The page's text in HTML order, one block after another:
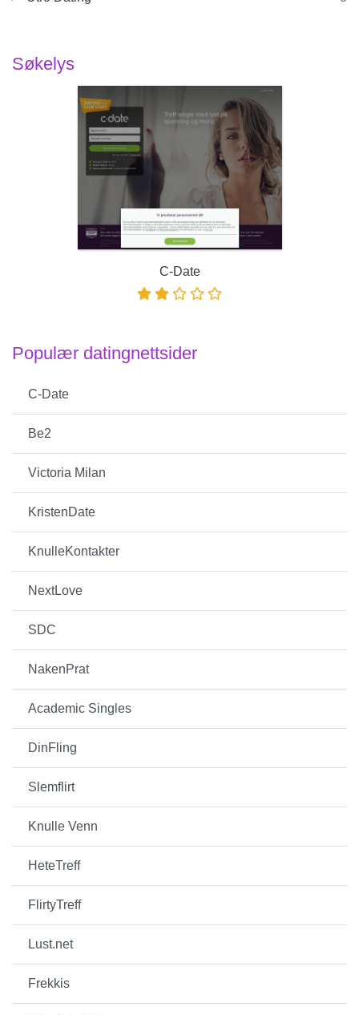
Søkelys
C-Date
Populær datingnettsider
C-Date
Be2
Victoria Milan
KristenDate
KnulleKontakter
NextLove
SDC
NakenPrat
Academic Singles
DinFling
Slemflirt
Knulle Venn
HeteTreff
FlirtyTreff
Lust.net
Frekkis